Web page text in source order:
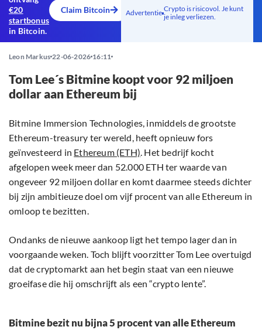
€20
startbonus
in Bitcoin.
Claim Bitcoin Advertentie Crypto is risicovol. Je kunt
je inleg verliezen.
Leon Markus 22-06-2026 16:11
Tom Lee´s Bitmine koopt voor 92 miljoen
dollar aan Ethereum bij
Bitmine Immersion Technologies, inmiddels de grootste
Ethereum-treasury ter wereld, heeft opnieuw fors
geïnvesteerd in Ethereum (ETH). Het bedrijf kocht
afgelopen week meer dan 52.000 ETH ter waarde van
ongeveer 92 miljoen dollar en komt daarmee steeds dichter
bij zijn ambitieuze doel om vijf procent van alle Ethereum in
omloop te bezitten.
Ondanks de nieuwe aankoop ligt het tempo lager dan in
voorgaande weken. Toch blijft voorzitter Tom Lee overtuigd
dat de cryptomarkt aan het begin staat van een nieuwe
groeifase die hij omschrijft als een “crypto lente”.
Bitmine bezit nu bijna 5 procent van alle Ethereum